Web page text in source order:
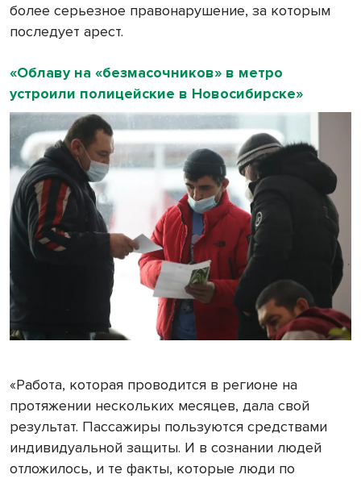
более серьезное правонарушение, за которым
последует арест.
«Облаву на «безмасочников» в метро
устроили полицейские в Новосибирске»
«Работа, которая проводится в регионе на
протяжении нескольких месяцев, дала свой
результат. Пассажиры пользуются средствами
индивидуальной защиты. И в сознании людей
отложилось, и те факты, которые люди по